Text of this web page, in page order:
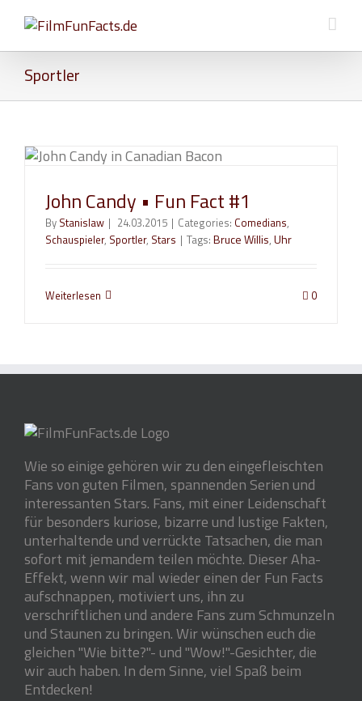
Sportler
John Candy • Fun Fact #1
By Stanislaw | 24.03.2015 | Categories: Comedians,
Schauspieler, Sportler, Stars | Tags:Bruce Willis,Uhr
Weiterlesen 0
Wie so einige gehören wir zu den eingefleischten
Fans von guten Filmen, spannenden Serien und
interessanten Stars. Fans, mit einer Leidenschaft
für besonders kuriose, bizarre und lustige Fakten,
unterhaltende und verrückte Tatsachen, die man
sofort mit jemandem teilen möchte. Dieser Aha-
Effekt, wenn wir mal wieder einen der Fun Facts
aufschnappen, motiviert uns, ihn zu
verschriftlichen und andere Fans zum Schmunzeln
und Staunen zu bringen. Wir wünschen euch die
gleichen "Wie bitte?"- und "Wow!"-Gesichter, die
wir auch haben. In dem Sinne, viel Spaß beim
Entdecken!